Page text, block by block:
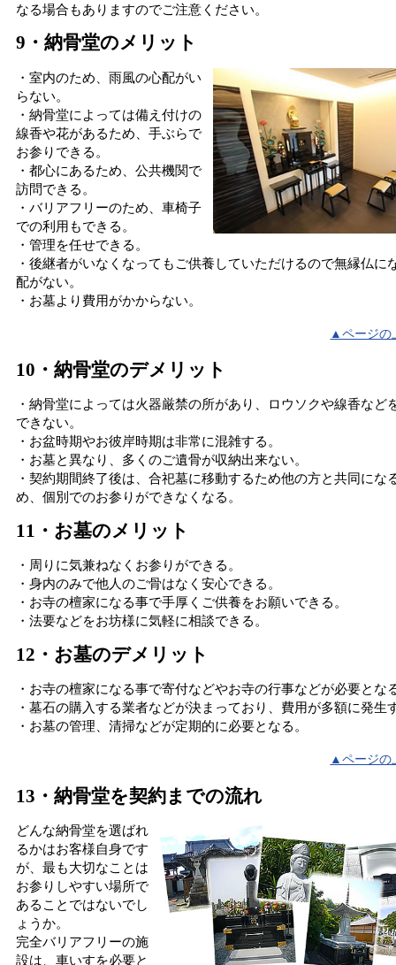
なる場合もありますのでご注意ください。
9・納骨堂のメリット
・室内のため、雨風の心配がい
らない。
・納骨堂によっては備え付けの
線香や花があるため、手ぶらで
お参りできる。
・都心にあるため、公共機関で
訪問できる。
・バリアフリーのため、車椅子
での利用もできる。
・管理を任せできる。
・後継者がいなくなってもご供養していただけるので無縁仏に
配がない。
・お墓より費用がかからない。
▲ページの
10・納骨堂のデメリット
・納骨堂によっては火器厳禁の所があり、ロウソクや線香など
できない。
・お盆時期やお彼岸時期は非常に混雑する。
・お墓と異なり、多くのご遺骨が収納出来ない。
・契約期間終了後は、合祀墓に移動するため他の方と共同にな
め、個別でのお参りができなくなる。
11・お墓のメリット
・周りに気兼ねなくお参りができる。
・身内のみで他人のご骨はなく安心できる。
・お寺の檀家になる事で手厚くご供養をお願いできる。
・法要などをお坊様に気軽に相談できる。
12・お墓のデメリット
・お寺の檀家になる事で寄付などやお寺の行事などが必要とな
・墓石の購入する業者などが決まっており、費用が多額に発生
・お墓の管理、清掃などが定期的に必要となる。
▲ページの
13・納骨堂を契約までの流れ
どんな納骨堂を選ばれ
るかはお客様自身です
が、最も大切なことは
お参りしやすい場所で
あることではないでし
ょうか。
完全バリアフリーの施
設は、車いすを必要と